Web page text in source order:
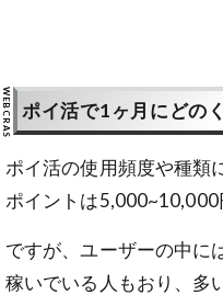
ポイ活で1ヶ月にどの
ポイ活の使用頻度や種類
ポイントは5,000~10,000
ですが、ユーザーの中に
稼いでいる人もおり、多